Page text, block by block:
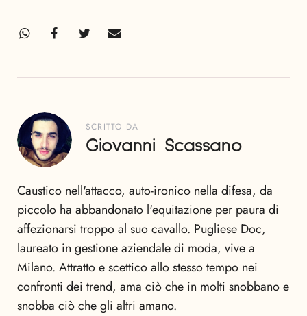
SCRITTO DA
Giovanni Scassano
Caustico nell'attacco, auto-ironico nella difesa, da
piccolo ha abbandonato l'equitazione per paura di
affezionarsi troppo al suo cavallo. Pugliese Doc,
laureato in gestione aziendale di moda, vive a
Milano. Attratto e scettico allo stesso tempo nei
confronti dei trend, ama ciò che in molti snobbano e
snobba ciò che gli altri amano.